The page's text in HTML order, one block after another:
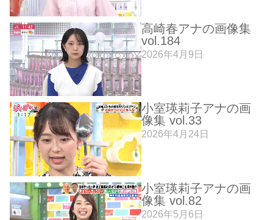
高崎春アナの画像集
vol.184
2026年4月9日
小室瑛莉子アナの画
像集 vol.33
2026年4月24日
小室瑛莉子アナの画
像集 vol.82
2026年5月6日